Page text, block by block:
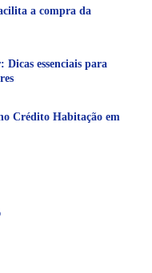
a compra da
essenciais para
Crédito Habitação em